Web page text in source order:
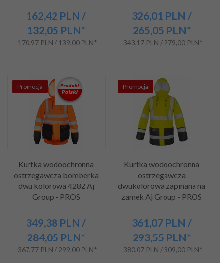
162,42 PLN /
132,05 PLN*
170,97 PLN / 139,00 PLN*
326,01 PLN /
265,05 PLN*
343,17 PLN / 279,00 PLN*
Promocja
Kurtka wodoochronna
ostrzegawcza bomberka
dwu kolorowa 4282 Aj
Group - PROS
349,38 PLN /
284,05 PLN*
367,77 PLN / 299,00 PLN*
Promocja
Kurtka wodoochronna
ostrzegawcza
dwukolorowa zapinana na
zamek Aj Group - PROS
361,07 PLN /
293,55 PLN*
380,07 PLN / 309,00 PLN*